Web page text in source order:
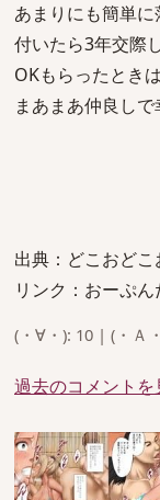
あまりにも簡単
付いたら3年交際
OKもらったとき
まあまあ仲良しで
出典：どこおどこ
リンク：おーぷ
(・∀・): 10 | (・Ａ
過去のコメントを